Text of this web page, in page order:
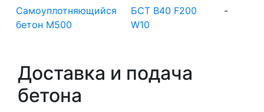
Самоуплотняющийся
бетон М500
БСТ B40 F200
W10
-
Доставка и подача
бетона